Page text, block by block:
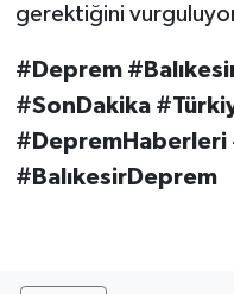
gerektiğini
#Deprem
#SonDakika
#DepremHaberleri
#BalıkesirDeprem